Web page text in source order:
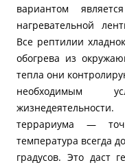
вариантом
нагревательной
Все рептилии
обогрева из
тепла они
необходимым
террариума —
температура всегда
градусов. Это даст